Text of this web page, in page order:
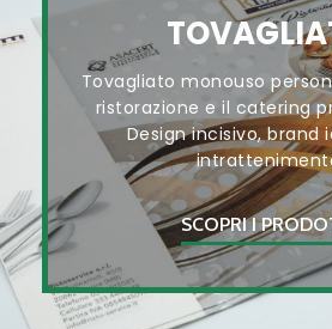
Tovagliato monouso
ristorazione e il catering
Design incisivo, brand
SCOPRI I